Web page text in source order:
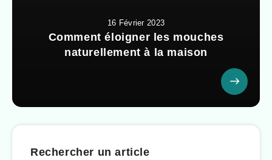
16 Février 2023
Comment éloigner les mouches
naturellement à la maison
Rechercher un article